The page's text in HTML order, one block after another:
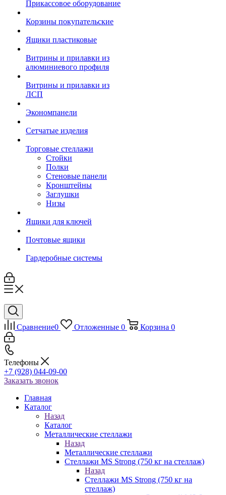
Прикассовое оборудование
Корзины покупательские
Ящики пластиковые
Витрины и прилавки из
алюминиевого профиля
Витрины и прилавки из
ЛСП
Экономпанели
Сетчатые изделия
Торговые стеллажи
Стойки
Полки
Стеновые панели
Кронштейны
Заглушки
Низы
Ящики для ключей
Почтовые ящики
Гардеробные системы
Сравнение0 Отложенные 0 Корзина 0
Телефоны
+7 (928) 044-09-00
Заказать звонок
Главная
Каталог
Назад
Каталог
Металлические стеллажи
Назад
Металлические стеллажи
Стеллажи MS Strong (750 кг на стеллаж)
Назад
Стеллажи MS Strong (750 кг на
стеллаж)